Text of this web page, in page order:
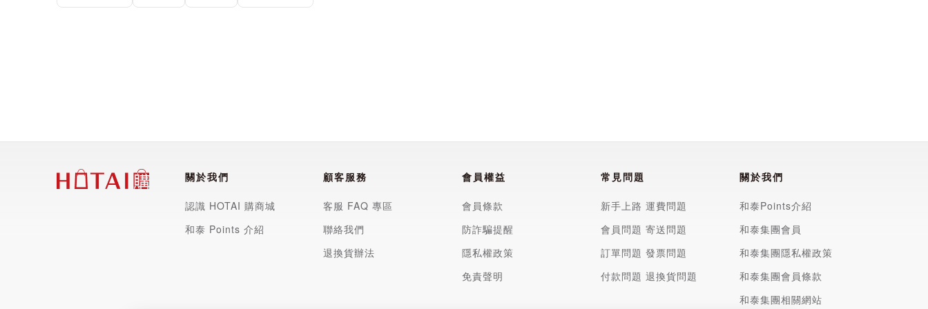
關於我們
認識 HOTAI 購商城
和泰 Points 介紹
顧客服務
客服 FAQ 專區
聯絡我們
退換貨辦法
會員權益
會員條款
防詐騙提醒
隱私權政策
免責聲明
常見問題
新手上路
會員問題
訂單問題
付款問題
運費問題
寄送問題
發票問題
退換貨問題
關於我們
和泰Points介紹
和泰集團會員
和泰集團隱私權政策
和泰集團會員條款
和泰集團相關網站